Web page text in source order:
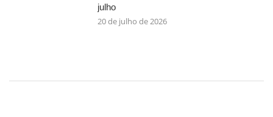
julho
20 de julho de 2026